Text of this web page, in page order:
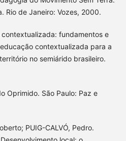
Rio de Janeiro: Vozes, 2000.
contextualizada: fundamentos e
contextualizada para a
no semiárido brasileiro.
Oprimido. São Paulo: Paz e
PUIG-CALVÓ, Pedro.